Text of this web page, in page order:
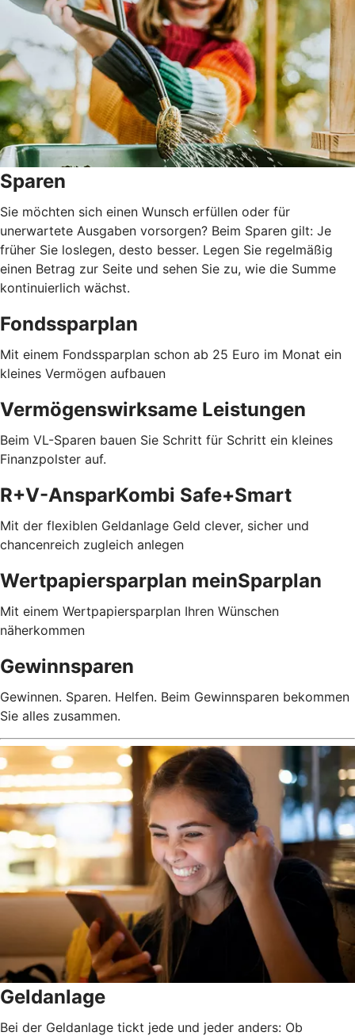
Sparen
Sie möchten sich einen Wunsch erfüllen oder für
unerwartete Ausgaben vorsorgen? Beim Sparen gilt: Je
früher Sie loslegen, desto besser. Legen Sie regelmäßig
einen Betrag zur Seite und sehen Sie zu, wie die Summe
kontinuierlich wächst.
Fondssparplan
Mit einem Fondssparplan schon ab 25 Euro im Monat ein
kleines Vermögen aufbauen
Vermögenswirksame Leistungen
Beim VL-Sparen bauen Sie Schritt für Schritt ein kleines
Finanzpolster auf.
R+V-AnsparKombi Safe+Smart
Mit der flexiblen Geldanlage Geld clever, sicher und
chancenreich zugleich anlegen
Wertpapiersparplan meinSparplan
Mit einem Wertpapiersparplan Ihren Wünschen
näherkommen
Gewinnsparen
Gewinnen. Sparen. Helfen. Beim Gewinnsparen bekommen
Sie alles zusammen.
Geldanlage
Bei der Geldanlage tickt jede und jeder anders: Ob